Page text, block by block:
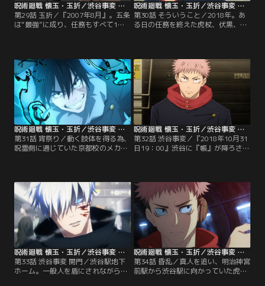
呪術廻戦 懐玉・玉折／渋谷事変 第29話
第29話 玉折／『2007年8月』。五条
は“最強”に成り、任務もすべて1人
祓い、取り込む。誰のために？そし
てある日、夏油の前にある人物が現
れる。五条を“最強”の呪術師に、夏
油を“最悪”の呪詛師に至らしめた在
りし日の事件、その結末とは--！？
【提供：バンダイチャンネル】
呪術廻戦 懐玉・玉折／渋谷事変 第30話
第30話 そういうこと／2018年。あ
る日の任務を終えた虎杖、伏黒、釘
人伊地知の車で帰路に着く伏黒。虎
杖と別れ、買い物を終えた釘崎はあ
る女性に話しかけられる。「さっ
き、虎杖くんと一緒にいませんでし
た？」唐突な質問に驚く釘崎…。
【提供：バンダイチャンネル】
呪術廻戦 懐玉・玉折／渋谷事変 第31話
第31話 宵祭り／動く肢体を得る為、
呪霊側に通じていた京都校のメカ丸
メカ丸絶対形態（モード・アブソリ
ュート）に乗り込み応戦する。全て
を視てきた与はこれまでに縛られて
いた年月で得た呪力の全てをぶつけ
る。果たして与は死地を脱し…。
【提供：バンダイチャンネル】
呪術廻戦 懐玉・玉折／渋谷事変 第32話
第32話 渋谷事変／『2018年10月31
日19：00』渋谷に『帳』が降ろされ
が、被害を最小限に抑えるため、五
条が単独で渋谷駅地下ホームへ。そ
こで五条は、漏瑚、花御、脹相と相
対する。一方、冥冥と同行していた
虎杖は人語を解する呪霊と遭遇。
【提供：バンダイチャンネル】
呪術廻戦 懐玉・玉折／渋谷事変 第33話
第33話 渋谷事変 開門／渋谷駅地下
ホーム。一般人を盾にされながら
呪術廻戦 懐玉・玉折／渋谷事変 第34話
第34話 昏乱／真人を追い、明治神宮
前駅から渋谷駅に向かっていた虎杖